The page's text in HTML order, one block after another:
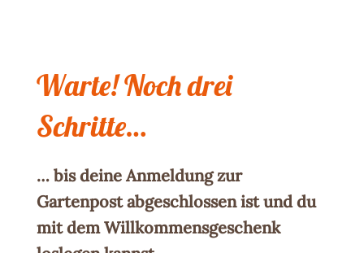
Warte! Noch drei
Schritte…
… bis deine Anmeldung zur
Gartenpost abgeschlossen ist und du
mit dem Willkommensgeschenk